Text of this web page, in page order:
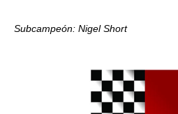
Subcampeón: Nigel Short